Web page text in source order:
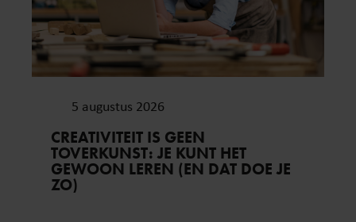
5 augustus 2026
CREATIVITEIT IS GEEN
TOVERKUNST: JE KUNT HET
GEWOON LEREN (EN DAT DOE JE
ZO)